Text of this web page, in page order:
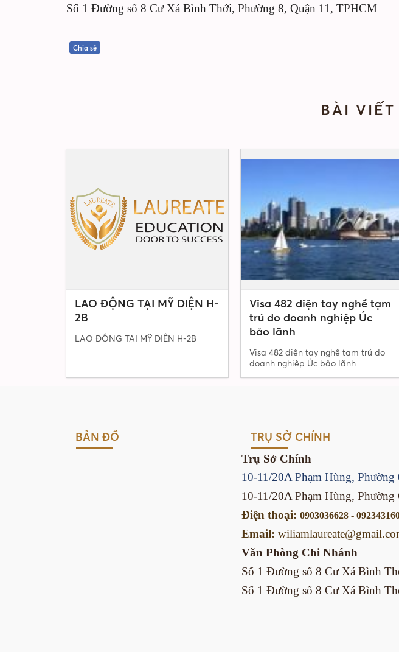
Số 1 Đường số 8 Cư Xá Bình Thới, Phường 8, Quận 11, TPHCM
Chia sẻ
BÀI
LAO ĐỘNG TẠI MỸ DIỆN H-
2B
LAO ĐỘNG TẠI MỸ DIỆN H-2B
Visa 482 diện tay nghề tạm
trú do doanh nghiệp Úc
bảo lãnh
Visa 482 diện tay nghề tạm trú do
doanh nghiệp Úc bảo lãnh
BẢN ĐỒ TRỤ SỞ CHÍNH
Trụ Sở Chính
10-11/20A Phạm Hùng,
10-11/20A Phạm Hùng,
Điện thoại:0903036628 -
Email:
Văn Phòng Chi Nhánh
Số 1 Đường số 8 Cư Xá Bình
Số 1 Đường số 8 Cư Xá Bình